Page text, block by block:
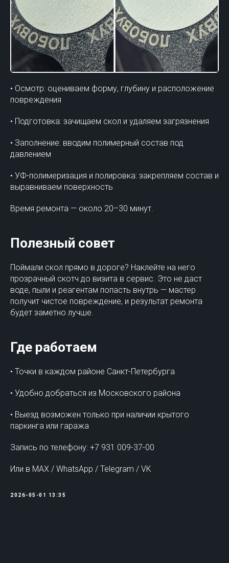
• Осмотр: оцениваем форму, глубину и расположение
повреждения
• Подготовка: зачищаем скол и удаляем загрязнения
• Заполнение: вводим полимерный состав под
давлением
• УФ-полимеризация и полировка: закрепляем состав и
выравниваем поверхность
Время ремонта — около 20–30 минут.
Полезный совет
Поймали скол прямо в дороге? Наклейте на него
прозрачный скотч до визита в сервис. Это не даст
воде, пыли и реагентам попасть внутрь — мастер
получит чистое повреждение, и результат ремонта
будет заметно лучше.
Где работаем
• Точки в каждом районе Санкт-Петербурга
• Удобно добраться из Московского района
• Выезд возможен только при наличии крытого
паркинга или гаража
Запись по телефону: +7 931 009-37-00
Или в MAX / WhatsApp / Telegram / VK
2026-05-01 13:35